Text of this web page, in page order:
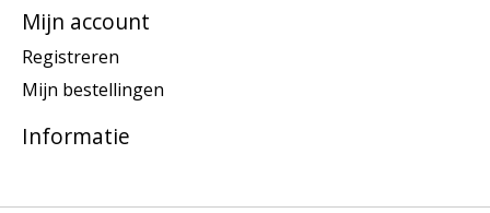
Mijn account
Registreren
Mijn bestellingen
Informatie